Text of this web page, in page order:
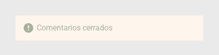
Comentarios cerrados